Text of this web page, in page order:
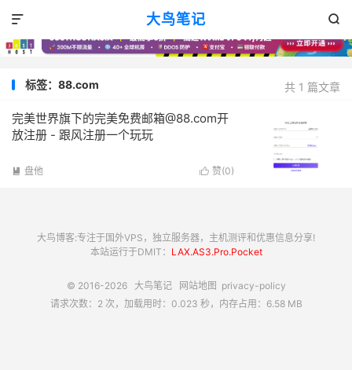
大鸟笔记 

共 1 篇文章
标签：88.com
完美世界旗下的完美免费邮箱@88.com开
放注册 - 跟风注册一个玩玩
 赞(0)
 盘他
大鸟博客:专注于国外VPS，独立服务器，主机测评和优惠信息分享!
本站运行于DMIT： LAX.AS3.Pro.Pocket
© 2016-2026 大鸟笔记 网站地图 privacy-policy
请求次数：2 次，加载用时：0.023 秒，内存占用：6.58 MB